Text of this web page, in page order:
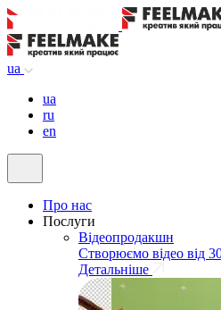
ua
ua
ru
en
Про нас
Послуги
Відеопродакшн
Створюємо відео від
Детальніше